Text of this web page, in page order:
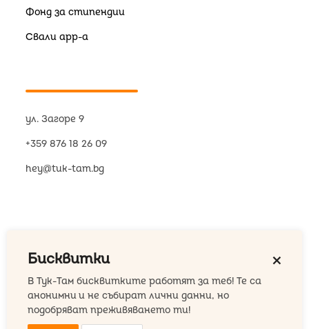
Фонд за стипендии
Свали app-a
ул. Загоре 9
+359 876 18 26 09
hey@tuk-tam.bg
© 2026 Тук-Там
Общи условия
Бисквитки close
В Тук-Там бисквитките работят за теб! Те са
анонимни и не събират лични данни, но
подобряват преживяването ти!